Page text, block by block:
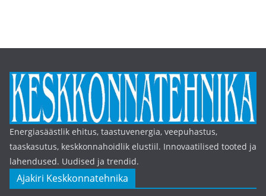
Energiasäästlik ehitus, taastuvenergia, veepuhastus,
taaskasutus, keskkonnahoidlik elustiil. Innovaatilised tooted ja
lahendused. Uudised ja trendid.
Ajakiri Keskkonnatehnika